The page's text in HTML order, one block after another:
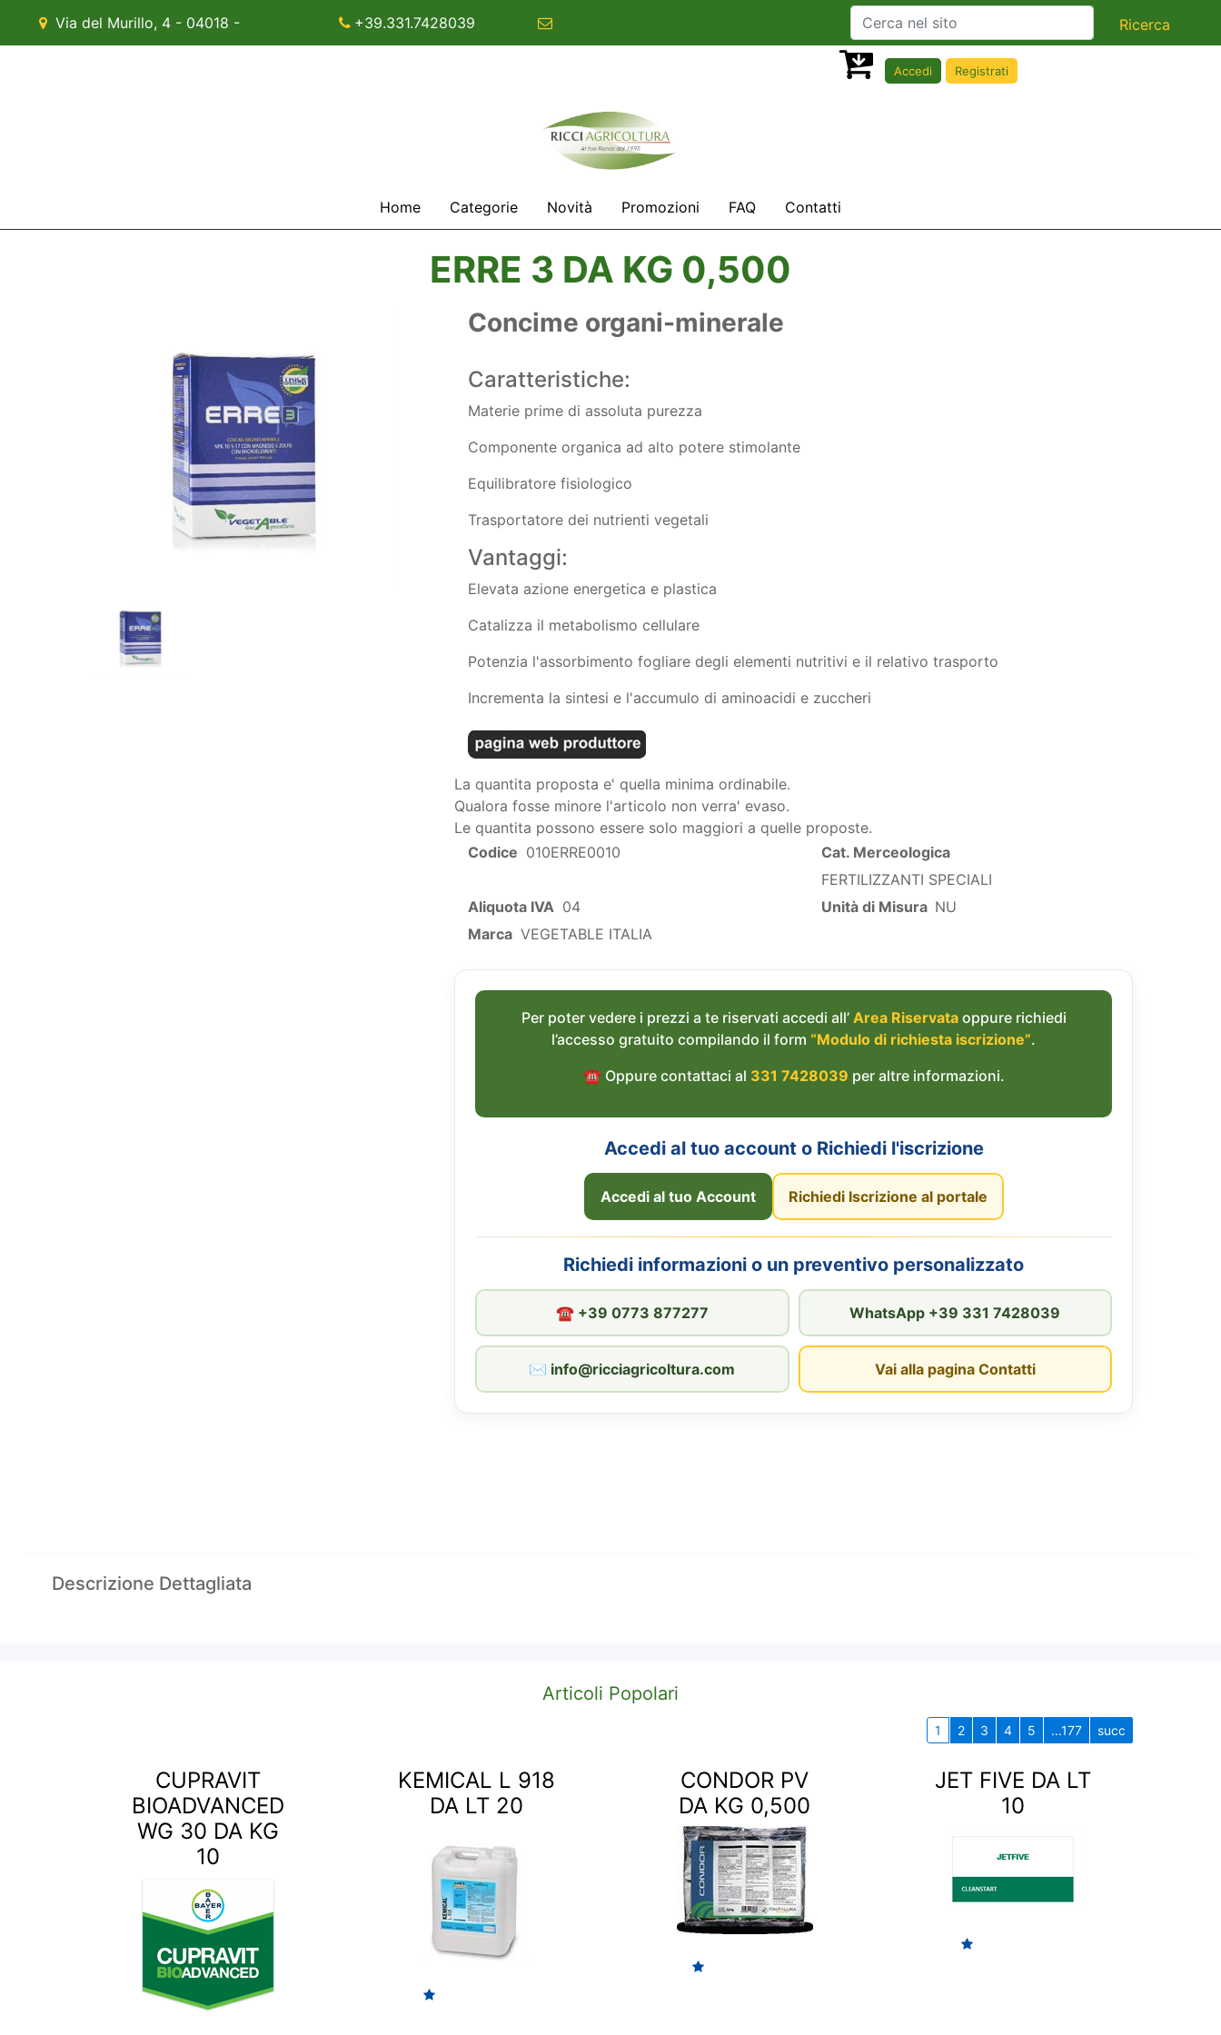
Via del Murillo, 4 - 04018 - +39.331.7428039
Accedi Registrati
Home Categorie Novità Promozioni FAQ Contatti
ERRE 3 DA KG 0,500
Concime organi-minerale
Caratteristiche:
Materie prime di assoluta purezza
Componente organica ad alto potere stimolante
Equilibratore fisiologico
Trasportatore dei nutrienti vegetali
Vantaggi:
Elevata azione energetica e plastica
Catalizza il metabolismo cellulare
Potenzia l'assorbimento fogliare degli elementi nutritivi e il relativo trasporto
Incrementa la sintesi e l'accumulo di aminoacidi e zuccheri
La quantita proposta e' quella minima ordinabile.
Qualora fosse minore l'articolo non verra' evaso.
Le quantita possono essere solo maggiori a quelle proposte.
Codice 010ERRE0010
Cat. Merceologica
FERTILIZZANTI SPECIALI
Aliquota IVA 04 Unità di Misura NU
Marca VEGETABLE ITALIA
Per poter vedere i prezzi a te riservati accedi all’ Area Riservataoppure richiedi
l’accesso gratuito compilando il form “Modulo di richiesta iscrizione”.
☎︎ Oppure contattaci al 331 7428039 per altre informazioni.
Accedi al tuo account o Richiedi l'iscrizione
Accedi al tuo Account Richiedi Iscrizione al portale
Richiedi informazioni o un preventivo personalizzato
☎︎ +39 0773 877277 WhatsApp +39 331 7428039
✉︎ info@ricciagricoltura.com Vai alla pagina Contatti
Descrizione Dettagliata
Articoli Popolari
1 2 3 4 5 ...177 succ
CUPRAVIT
BIOADVANCED
WG 30 DA KG
10
KEMICAL L 918
DA LT 20
CONDOR PV
DA KG 0,500
JET FIVE DA LT
10